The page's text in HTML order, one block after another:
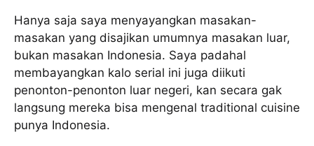
Hanya saja saya menyayangkan masakan-
masakan yang disajikan umumnya masakan luar,
bukan masakan Indonesia. Saya padahal
membayangkan kalo serial ini juga diikuti
penonton-penonton luar negeri, kan secara gak
langsung mereka bisa mengenal traditional cuisine
punya Indonesia.